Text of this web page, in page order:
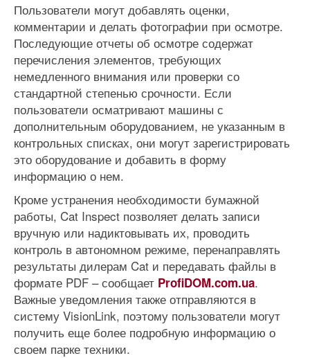
Пользователи могут добавлять оценки,
комментарии и делать фотографии при осмотре.
Последующие отчеты об осмотре содержат
перечисления элементов, требующих
немедленного внимания или проверки со
стандартной степенью срочности. Если
пользователи осматривают машины с
дополнительным оборудованием, не указанным в
контрольных списках, они могут зарегистрировать
это оборудование и добавить в форму
информацию о нем.
Кроме устранения необходимости бумажной
работы, Cat Inspect позволяет делать записи
вручную или надиктовывать их, проводить
контроль в автономном режиме, перенаправлять
результаты дилерам Cat и передавать файлы в
формате PDF – сообщает ProfiDOM.com.ua.
Важные уведомления также отправляются в
систему VisionLink, поэтому пользователи могут
получить еще более подробную информацию о
своем парке техники.